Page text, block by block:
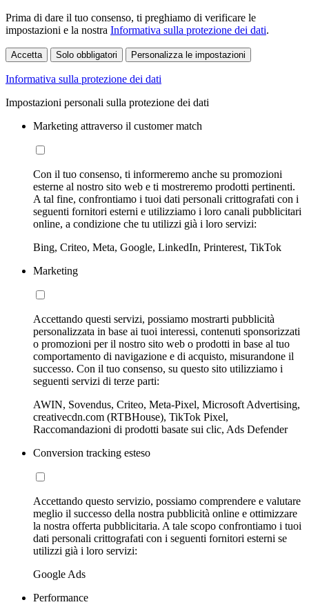
Prima di dare il tuo consenso, ti preghiamo di verificare le
impostazioni e la nostra Informativa sulla protezione dei dati.
Accetta Solo obbligatori Personalizza le impostazioni
Informativa sulla protezione dei dati
Impostazioni personali sulla protezione dei dati
Marketing attraverso il customer match
Con il tuo consenso, ti informeremo anche su promozioni
esterne al nostro sito web e ti mostreremo prodotti pertinenti.
A tal fine, confrontiamo i tuoi dati personali crittografati con i
seguenti fornitori esterni e utilizziamo i loro canali pubblicitari
online, a condizione che tu utilizzi già i loro servizi:
Bing, Criteo, Meta, Google, LinkedIn, Printerest, TikTok
Marketing
Accettando questi servizi, possiamo mostrarti pubblicità
personalizzata in base ai tuoi interessi, contenuti sponsorizzati
o promozioni per il nostro sito web o prodotti in base al tuo
comportamento di navigazione e di acquisto, misurandone il
successo. Con il tuo consenso, su questo sito utilizziamo i
seguenti servizi di terze parti:
AWIN, Sovendus, Criteo, Meta-Pixel, Microsoft Advertising,
creativecdn.com (RTBHouse), TikTok Pixel,
Raccomandazioni di prodotti basate sui clic, Ads Defender
Conversion tracking esteso
Accettando questo servizio, possiamo comprendere e valutare
meglio il successo della nostra pubblicità online e ottimizzare
la nostra offerta pubblicitaria. A tale scopo confrontiamo i tuoi
dati personali crittografati con i seguenti fornitori esterni se
utilizzi già i loro servizi:
Google Ads
Performance